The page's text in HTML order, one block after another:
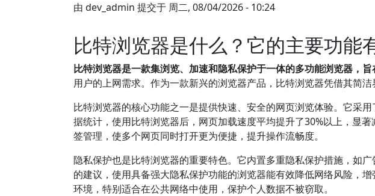
由 dev_admin 提交于 周二, 08/04/2026 - 10:24
比特浏览器是什么？它的主要功能
比特浏览器是一款集浏览、加速和隐私保护于一体的多功能浏览器，旨
用户的上网需求。作为一款新兴的浏览器产品，比特浏览器凭借其简洁
比特浏览器的核心功能之一是提供快速、安全的网页浏览体验。它采
据统计，使用比特浏览器后，网页加载速度平均提升了30%以上，显
签管理，使多个网页同时打开更为便捷，提升操作流畅度。
隐私保护也是比特浏览器的重要特色。它内置多重隐私保护措施，如
的建议，使用具备强大隐私保护功能的浏览器能有效降低网络风险，
环境，特别适合在公共网络中使用，保护个人数据不被窃取。